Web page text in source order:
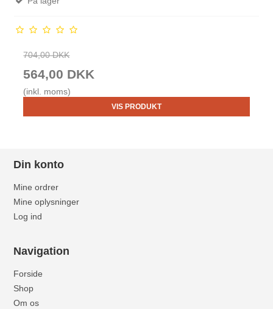
704,00 DKK
564,00 DKK
(inkl. moms)
VIS PRODUKT
Din konto
Mine ordrer
Mine oplysninger
Log ind
Navigation
Forside
Shop
Om os